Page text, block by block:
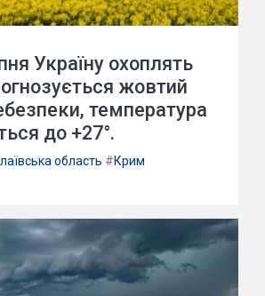
Україну охоплять
жовтий
температура
до +27°.
область #Крим